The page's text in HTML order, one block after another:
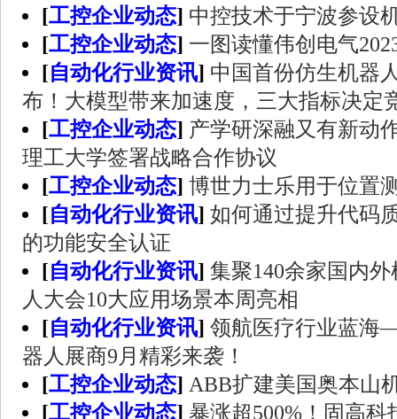
[工控企业动态] 中控技术于宁波参设
[工控企业动态] 一图读懂伟创电气
[自动化行业资讯] 中国首份仿生机器
布！大模型带来加速度，三大指标决定
[工控企业动态] 产学研深融又有新动
理工大学签署战略合作协议
[工控企业动态] 博世力士乐用于位置
[自动化行业资讯] 如何通过提升代码
的功能安全认证
[自动化行业资讯] 集聚140余家国内
人大会10大应用场景本周亮相
[自动化行业资讯] 领航医疗行业蓝
器人展商9月精彩来袭！
[工控企业动态] ABB扩建美国奥本山
[工控企业动态] 暴涨超500%！固高科